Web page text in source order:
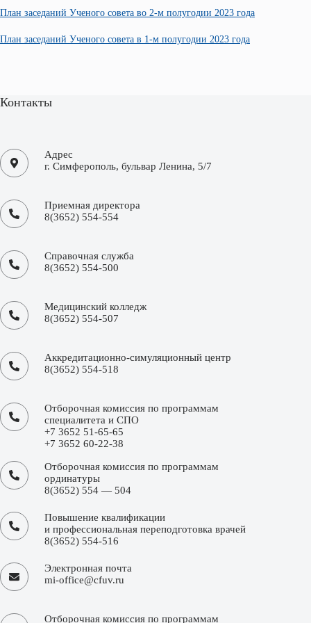
План заседаний Ученого совета во 2-м полугодии 2023 года
План заседаний Ученого совета в 1-м полугодии 2023 года
Контакты
Адрес
г. Симферополь, бульвар Ленина, 5/7
Приемная директора
8(3652) 554-554
Справочная служба
8(3652) 554-500
Медицинский колледж
8(3652) 554-507
Аккредитационно-симуляционный центр
8(3652) 554-518
Отборочная комиссия по программам
специалитета и СПО
+7 3652 51-65-65
+7 3652 60-22-38
Отборочная комиссия по программам
ординатуры
8(3652) 554 — 504
Повышение квалификации
и профессиональная переподготовка врачей
8(3652) 554-516
Электронная почта
mi-office@cfuv.ru
Отборочная комиссия по программам